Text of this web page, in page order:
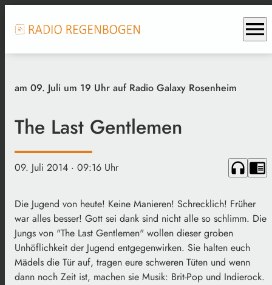
menu
am 09. Juli um 19 Uhr auf Radio Galaxy Rosenheim
The Last Gentlemen
09. Juli 2014 · 09:16 Uhr headphones chrome_reader_mode
Die Jugend von heute! Keine Manieren! Schrecklich! Früher
war alles besser! Gott sei dank sind nicht alle so schlimm. Die
Jungs von "The Last Gentlemen" wollen dieser groben
Unhöflichkeit der Jugend entgegenwirken. Sie halten euch
Mädels die Tür auf, tragen eure schweren Tüten und wenn
dann noch Zeit ist, machen sie Musik: Brit-Pop und Indierock.